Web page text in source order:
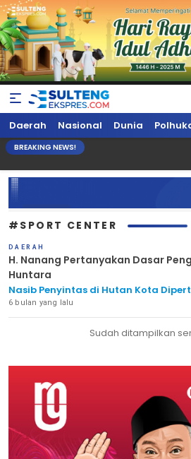
Sultengekspres.com
Berita Seputar Sulteng Hari Ini,
Sulteng
Daerah Nasional Dunia
BREAKING NEWS!
#SPORT CENTER
DAERAH
H. Nanang Pertanyakan Dasar
Huntara
Nasib Penyintas di Hutan Kota
6 bulan yang lalu
Sudah ditampilkan